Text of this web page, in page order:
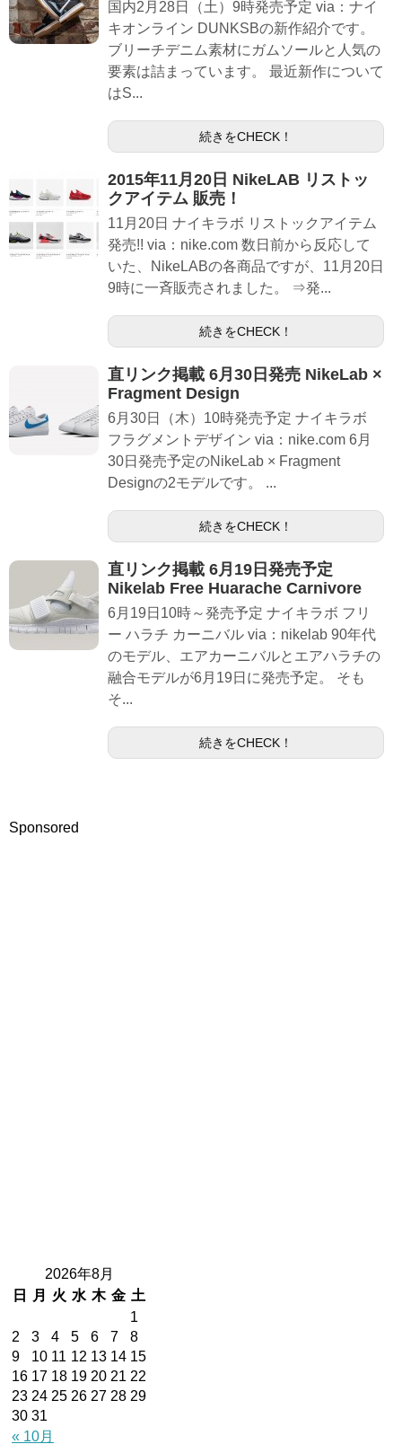
国内2月28日（土）9時発売予定 via：ナイ
キオンライン DUNKSBの新作紹介です。
ブリーチデニム素材にガムソールと人気の
要素は詰まっています。 最近新作について
はS...
続きをCHECK！
2015年11月20日 NikeLAB リストッ
クアイテム 販売！
11月20日 ナイキラボ リストックアイテム
発売!! via：nike.com 数日前から反応して
いた、NikeLABの各商品ですが、11月20日
9時に一斉販売されました。 ⇒発...
続きをCHECK！
直リンク掲載 6月30日発売 NikeLab ×
Fragment Design
6月30日（木）10時発売予定 ナイキラボ
フラグメントデザイン via：nike.com 6月
30日発売予定のNikeLab × Fragment
Designの2モデルです。 ...
続きをCHECK！
直リンク掲載 6月19日発売予定
Nikelab Free Huarache Carnivore
6月19日10時～発売予定 ナイキラボ フリ
ー ハラチ カーニバル via：nikelab 90年代
のモデル、エアカーニバルとエアハラチの
融合モデルが6月19日に発売予定。 そも
そ...
続きをCHECK！
Sponsored
2026年8月
日
月 火 水 木 金 土
« 10月
1
2
3 4 5 6 7
8
9
10 11 12 13 14 15
16 17 18 19 20 21 22
23 24 25 26 27 28 29
30 31